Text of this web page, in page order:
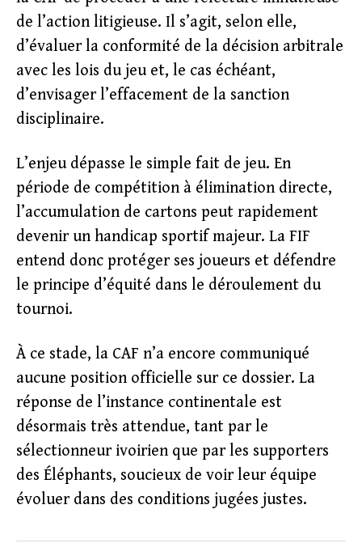
de l’action litigieuse. Il s’agit, selon elle,
d’évaluer la conformité de la décision arbitrale
avec les lois du jeu et, le cas échéant,
d’envisager l’effacement de la sanction
disciplinaire.
L’enjeu dépasse le simple fait de jeu. En
période de compétition à élimination directe,
l’accumulation de cartons peut rapidement
devenir un handicap sportif majeur. La FIF
entend donc protéger ses joueurs et défendre
le principe d’équité dans le déroulement du
tournoi.
À ce stade, la CAF n’a encore communiqué
aucune position officielle sur ce dossier. La
réponse de l’instance continentale est
désormais très attendue, tant par le
sélectionneur ivoirien que par les supporters
des Éléphants, soucieux de voir leur équipe
évoluer dans des conditions jugées justes.